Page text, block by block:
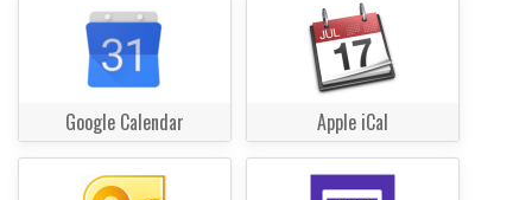
Google Calendar Apple iCal